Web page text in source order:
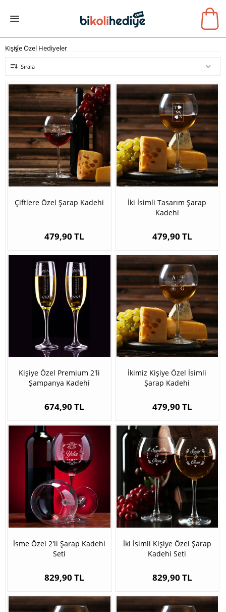
Kişiye Özel Hediyeler
Sırala
Çiftlere Özel Şarap Kadehi
479,90 TL
İki İsimli Tasarım Şarap
Kadehi
479,90 TL
Kişiye Özel Premium 2'li
Şampanya Kadehi
674,90 TL
İkimiz Kişiye Özel İsimli
Şarap Kadehi
479,90 TL
İsme Özel 2'li Şarap Kadehi
Seti
829,90 TL
İki İsimli Kişiye Özel Şarap
Kadehi Seti
829,90 TL